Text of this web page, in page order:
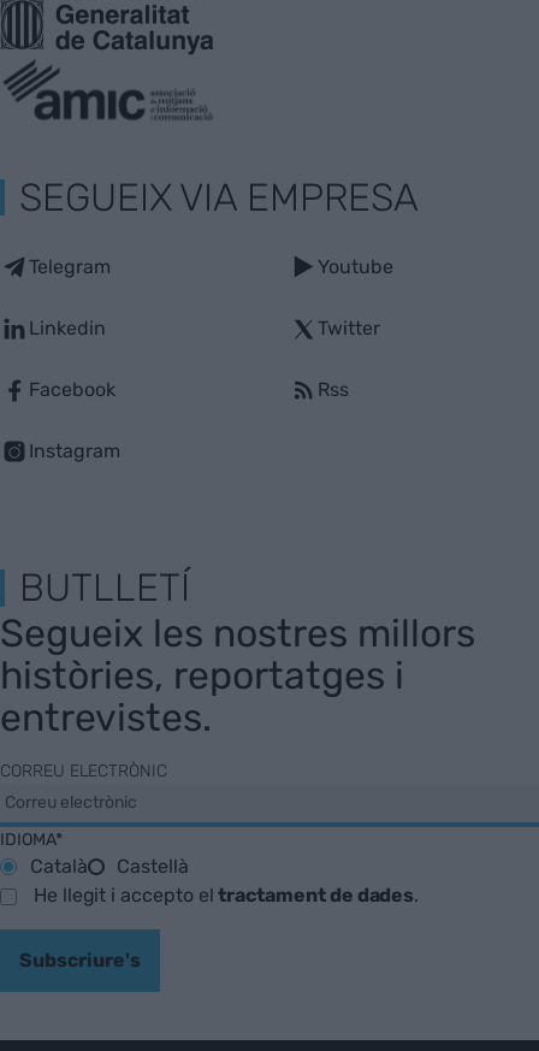
SEGUEIX VIA EMPRESA
Telegram
Linkedin
Facebook
Instagram
Youtube
Twitter
Rss
BUTLLETÍ
Segueix les nostres millors
històries, reportatges i
entrevistes.
CORREU ELECTRÒNIC
IDIOMA*
Català
Castellà
He llegit i accepto eltractament de dades.
Subscriure's